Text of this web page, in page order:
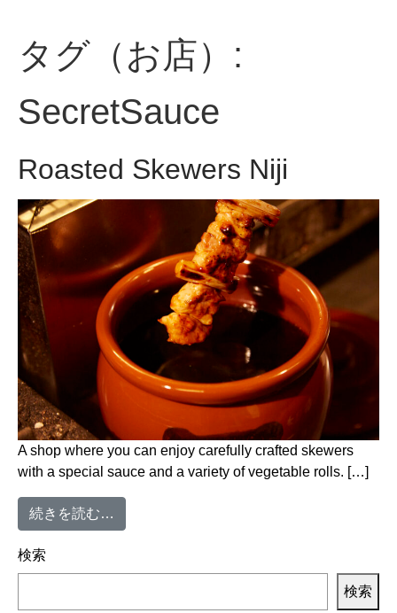
タグ（お店）:
SecretSauce
Roasted Skewers Niji
A shop where you can enjoy carefully crafted skewers
with a special sauce and a variety of vegetable rolls. […]
続きを読む…
検索
検索